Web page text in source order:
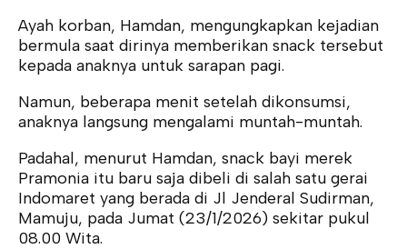
Ayah korban, Hamdan, mengungkapkan kejadian
bermula saat dirinya memberikan snack tersebut
kepada anaknya untuk sarapan pagi.
Namun, beberapa menit setelah dikonsumsi,
anaknya langsung mengalami muntah-muntah.
Padahal, menurut Hamdan, snack bayi merek
Pramonia itu baru saja dibeli di salah satu gerai
Indomaret yang berada di Jl Jenderal Sudirman,
Mamuju, pada Jumat (23/1/2026) sekitar pukul
08.00 Wita.